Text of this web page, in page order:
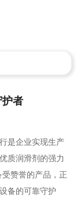
者
是企业实现生产
质润滑剂的强力
赞誉的产品，正
备的可靠守护